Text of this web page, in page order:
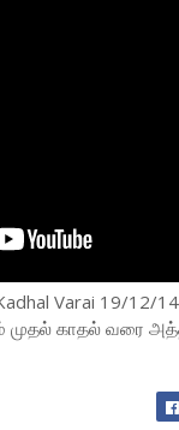
Varai 19/12/
காதல் வரை